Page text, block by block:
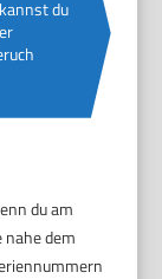
du
du am
dem